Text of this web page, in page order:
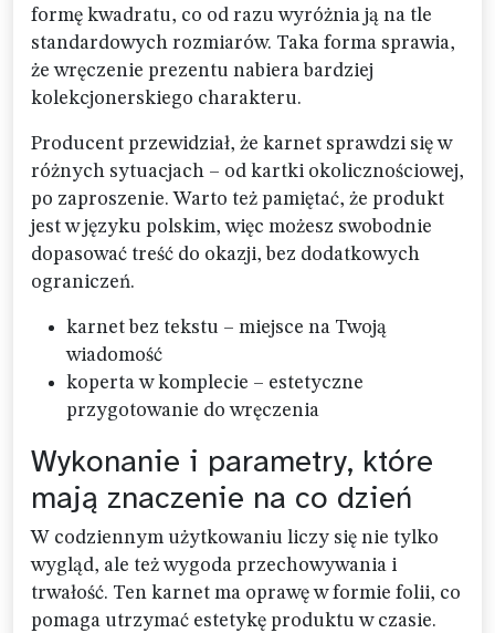
formę kwadratu, co od razu wyróżnia ją na tle
standardowych rozmiarów. Taka forma sprawia,
że wręczenie prezentu nabiera bardziej
kolekcjonerskiego charakteru.
Producent przewidział, że karnet sprawdzi się w
różnych sytuacjach – od kartki okolicznościowej,
po zaproszenie. Warto też pamiętać, że produkt
jest w języku polskim, więc możesz swobodnie
dopasować treść do okazji, bez dodatkowych
ograniczeń.
karnet bez tekstu – miejsce na Twoją
wiadomość
koperta w komplecie – estetyczne
przygotowanie do wręczenia
Wykonanie i parametry, które
mają znaczenie na co dzień
W codziennym użytkowaniu liczy się nie tylko
wygląd, ale też wygoda przechowywania i
trwałość. Ten karnet ma oprawę w formie folii, co
pomaga utrzymać estetykę produktu w czasie.